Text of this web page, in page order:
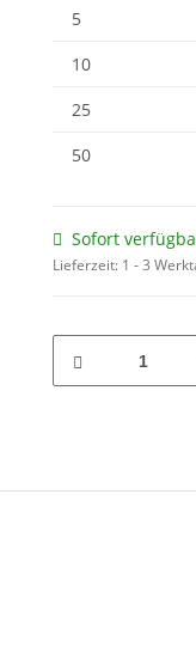
5
10
25
50
Sofort
Lieferzeit: 1 - 3